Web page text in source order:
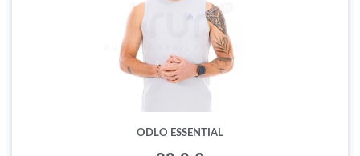
ODLO ESSENTIAL